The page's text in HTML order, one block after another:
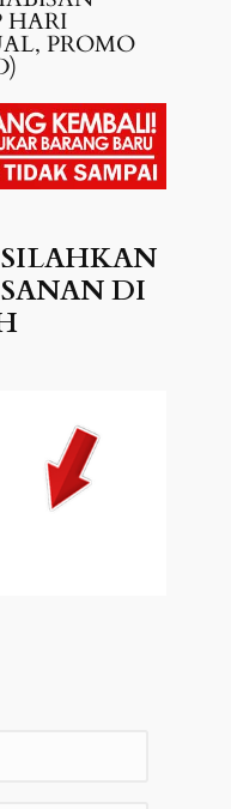
HARI
PROMO
DI